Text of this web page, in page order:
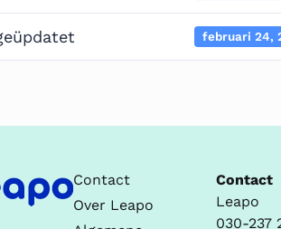
februari 24,
Contact
Over Leapo
Contact
Leapo
030-237